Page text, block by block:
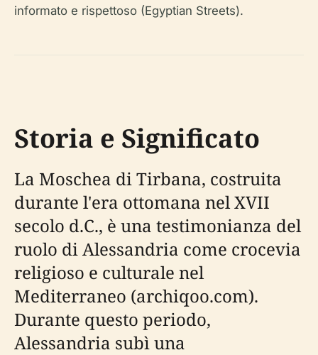
informato e rispettoso (Egyptian Streets).
Storia e Significato
La Moschea di Tirbana, costruita
durante l'era ottomana nel XVII
secolo d.C., è una testimonianza del
ruolo di Alessandria come crocevia
religioso e culturale nel
Mediterraneo (archiqoo.com).
Durante questo periodo,
Alessandria subì una